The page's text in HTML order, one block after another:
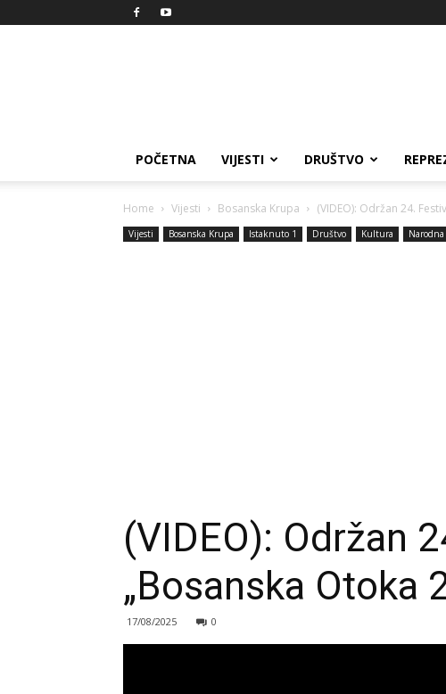
POČETNA VIJESTI DRUŠTVO
Home Vijesti Bosanska Krupa (VIDEO): Održan 24.
Vijesti Bosanska Krupa Istaknuto 1 Društvo Kultura
(VIDEO): Održan
„Bosanska Otoka
17/08/2025 0